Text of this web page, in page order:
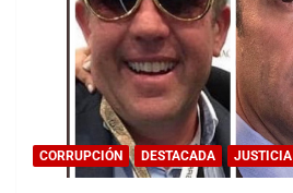
CORRUPCIÓN DESTACADA JUSTICIA